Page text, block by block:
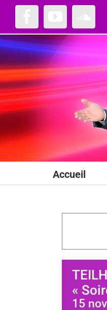
Passer
contenu
Accueil
«
15